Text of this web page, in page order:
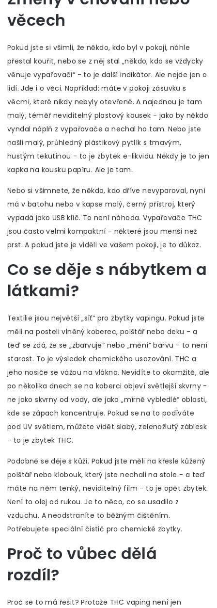
věcech
Pokud jste si všimli, že někdo, kdo byl v pokoji, náhle
přestal kouřit, nebo se z něj stal „někdo, kdo se vždycky
věnuje vypařovači“ - to je další indikátor. Ale nejde jen o
lidí. Jde i o věci. Například: máte v pokoji zásuvku s
věcmi, které nikdy nebyly otevřené. A najednou je tam
malý, téměř neviditelný plastový kousek - jako by někdo
vyndal náplň z vypařovače a nechal ho tam. Nebo jste
našli malý, průhledný plástikový pytlík s tmavým,
hustým tekutinou - to je zbytek e-likvidu. Někdy je to jen
kapka na kousku papíru. Ale je tam.
Nebo si všimnete, že někdo, kdo dříve nevyparoval, nyní
má v batohu nebo v kapse malý, černý přístroj, který
vypadá jako USB klíč. To není náhoda. Vypařovače THC
jsou často velmi kompaktní - některé jsou menší než
prst. A pokud jste je viděli ve vašem pokoji, je to důkaz.
Co se děje s nábytkem a
látkami?
Textilie jsou největší „síť“ pro zbytky vapingu. Pokud jste
měli na posteli vlněný koberec, polštář nebo deku - a
teď se zdá, že se „zbarvuje“ nebo „mění“ barvu - to není
starost. To je výsledek chemického usazování. THC a
jeho nosiče se vážou na vlákna. Nevidíte to okamžitě, ale
po několika dnech se na koberci objeví světlejší skvrny -
ne jako skvrny od vody, ale jako „mírně vybledlé“ oblasti,
kde se zápach koncentruje. Pokud se na to podíváte
pod UV světlem, můžete vidět slabý, zelenožlutý záblesk
- to je zbytek THC.
Podobně se děje s kůží. Pokud jste měli na křesle kůžený
polštář nebo klobouk, který jste nechali na stole - a teď
máte na něm tenký, neviditelný film - to je opět zbytek.
Není to olej od rukou. Je to něco, co se usadilo z
vzduchu. A neodstraníte to běžným čištěním.
Potřebujete speciální čistič pro chemické zbytky.
Proč to vůbec dělá
rozdíl?
Proč se to má řešit? Protože THC vaping není jen